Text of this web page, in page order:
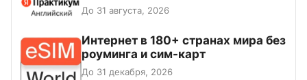
До 31 августа, 2026
Интернет в 180+ странах мира без
роуминга и сим-карт
До 31 декабря, 2026